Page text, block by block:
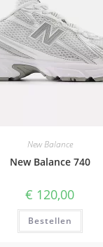
New Balance
New Balance 740
€ 120,00
Bestellen